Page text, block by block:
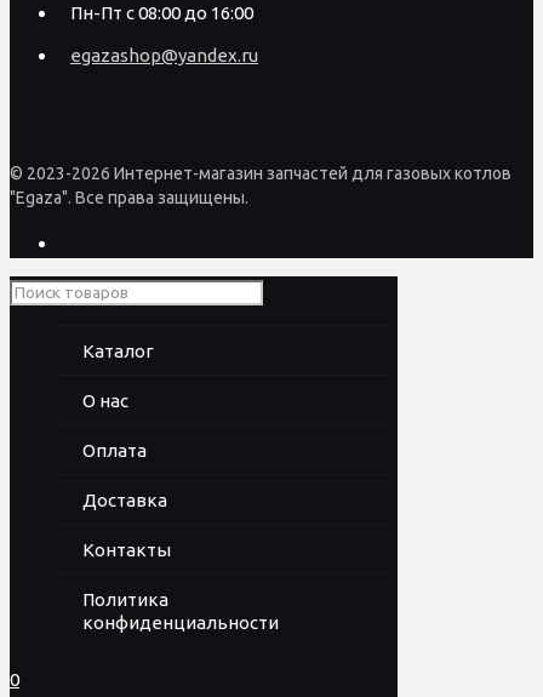
Пн-Пт с 08:00 до 16:00
egazashop@yandex.ru
© 2023-2026 Интернет-магазин запчастей для газовых котлов
"Egaza". Все права защищены.
Каталог
О нас
Оплата
Доставка
Контакты
Политика
конфиденциальности
0